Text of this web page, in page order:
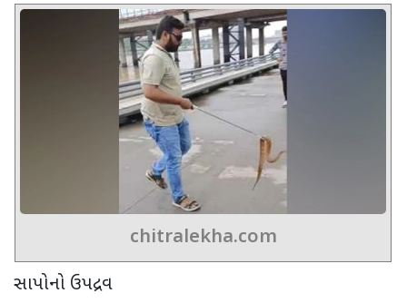
chitralekha.com
સાપોનો ઉપદ્રવ